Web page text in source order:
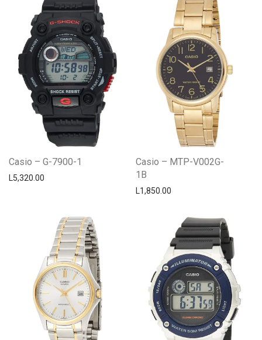
Casio – G-7900-1
L5,320.00
Casio – MTP-V002G-
1B
L1,850.00